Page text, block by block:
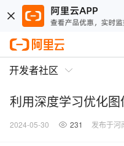
开发者社区
利用深度学习优化
2024-05-30 231 发布于河